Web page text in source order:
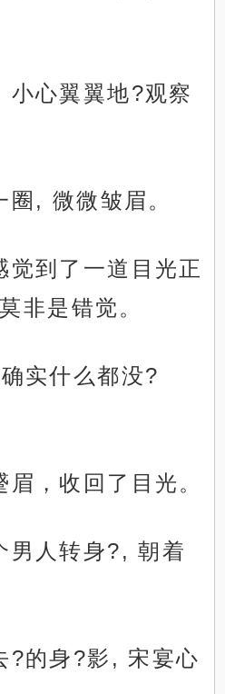
小心翼翼地?观察
, 微微皱眉。
觉到了一道目光正
非是错觉。
实什么都没?
，收回了目光。
男人转身?, 朝着
?的身?影, 宋宴心